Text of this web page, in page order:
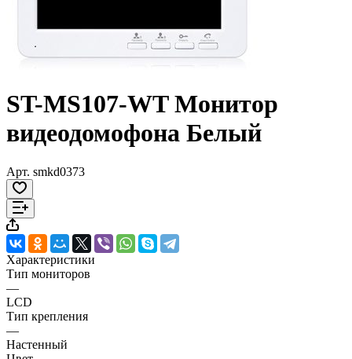
ST-MS107-WT Монитор
видеодомофона Белый
Арт. smkd0373
Характеристики
Тип мониторов
—
LCD
Тип крепления
—
Настенный